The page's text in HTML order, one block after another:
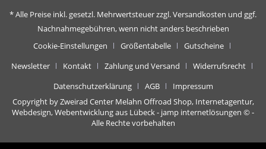
* Alle Preise inkl. gesetzl. Mehrwertsteuer zzgl.Versandkosten und ggf.
Nachnahmegebühren, wenn nicht anders beschrieben
Cookie-Einstellungen
Größentabelle
Gutscheine
Newsletter
Kontakt Zahlung und Versand
Widerrufsrecht
Datenschutzerklärung
AGB
Impressum
Copyright by Zweirad Center Melahn Offroad Shop, Internetagentur,
Webdesign, Webentwicklung aus Lübeck - jamp internetlösungen © -
Alle Rechte vorbehalten